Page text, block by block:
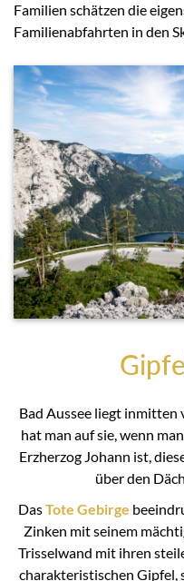
Familien schätzen die
Familienabfahrten in den
Bad Aussee liegt inmitten
hat man auf sie, wenn
Erzherzog Johann ist,
über den
DasTote Gebirge
Zinken mit seinem
Trisselwand mit ihren
charakteristischen Gipfel,